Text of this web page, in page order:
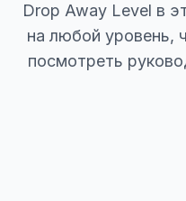
Drop Away Level в
на любой уровень,
посмотреть